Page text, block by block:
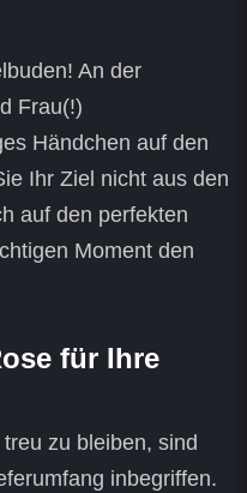
An der
Frau(!)
Händchen auf den
Ihr Ziel nicht aus den
auf den perfekten
Moment den
für Ihre
zu bleiben, sind
inbegriffen.